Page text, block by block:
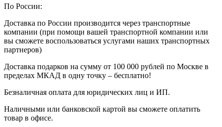
По России:
Доставка по России производится через транспортные
компании (при помощи вашей транспортной компании или
вы сможете воспользоваться услугами наших транспортных
партнеров)
Доставка подарков на сумму от 100 000 рублей по Москве в
пределах МКАД в одну точку – бесплатно!
Безналичная оплата для юридических лиц и ИП.
Наличными или банковской картой вы сможете оплатить
товар в офисе.